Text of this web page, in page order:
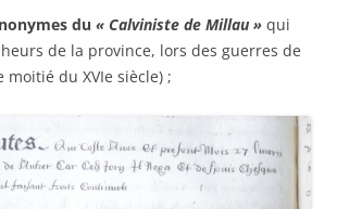
du « Calviniste de Millau » qui
de la province, lors des guerres de
moitié du XVIe siècle) ;